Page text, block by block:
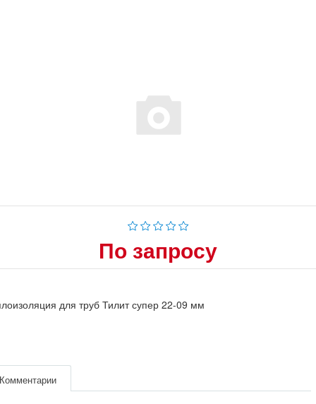
По запросу
для труб Тилит супер 22-09 мм